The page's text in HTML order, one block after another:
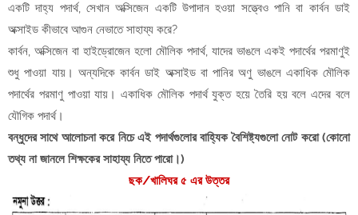
একটি দাহ্য পদার্থ, সেখান অক্সিজেন একটি উপাদান হওয়া সত্ত্বেও পানি বা কার্বন ডাই
অক্সাইড কীভাবে আগুন নেভাতে সাহায্য করে?
কার্বন, অক্সিজেন বা হাইড্রোজেন হলো মৌলিক পদার্থ, যাদের ভাঙলে একই পদার্থের পরমাণুই
শুধু পাওয়া যায়। অন্যদিকে কার্বন ডাই অক্সাইড বা পানির অণু ভাঙলে একাধিক মৌলিক
পদার্থের পরমাণু পাওয়া যায়। একাধিক মৌলিক পদার্থ যুক্ত হয়ে তৈরি হয় বলে এদের বলে
যৌগিক পদার্থ।
বন্ধুদের সাথে আলোচনা করে নিচে এই পদার্থগুলোর বাহ্যিক বৈশিষ্ট্যগুলো নোট করো (কোনো
তথ্য না জানলে শিক্ষকের সাহায্য নিতে পারো।)
ছক/খালিঘর ৫ এর উত্তর